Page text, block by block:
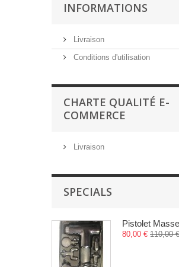
INFORMATIONS
Livraison
Conditions d'utilisation
CHARTE QUALITÉ E-
COMMERCE
Livraison
SPECIALS
Pistolet
80,00 € 110,00 €